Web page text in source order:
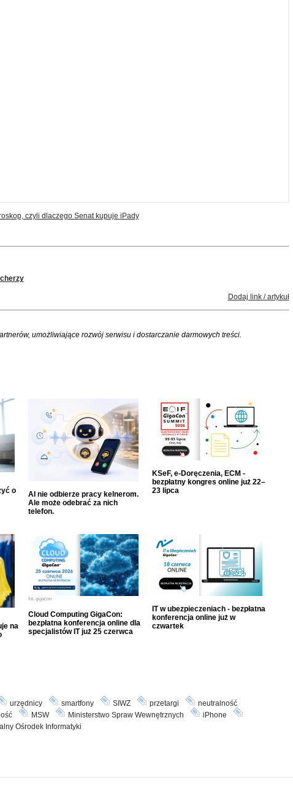
czyli dlaczego Senat kupuje iPady
Dodaj link / artykuł
umożliwiające rozwój serwisu i dostarczanie darmowych treści.
o
AI nie odbierze pracy kelnerom.
Ale może odebrać za nich
telefon.
KSeF, e-Doręczenia, ECM -
bezpłatny kongres online już 22–
23 lipca
na
fot. gigacon
Cloud Computing GigaCon:
bezpłatna konferencja online dla
specjalistów IT już 25 czerwca
IT w ubezpieczeniach - bezpłatna
konferencja online już w
czwartek
urzędnicy smartfony SIWZ przetargi
neutralność
MSW Ministerstwo Spraw Wewnętrznych
iPhone
Ośrodek Informatyki